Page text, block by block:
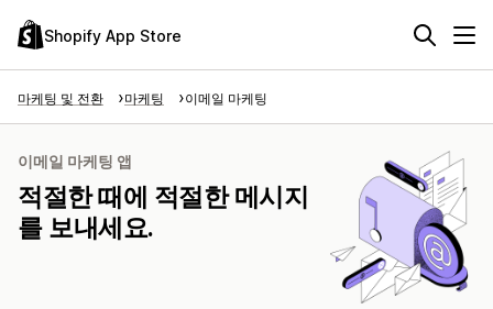
Shopify App Store
마케팅 및 전환 마케팅 이메일 마케팅
이메일 마케팅 앱
적절한 때에 적절한 메시지
를 보내세요.